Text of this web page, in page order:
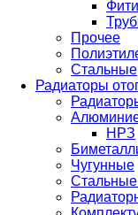
Прочее
Стальные
Радиаторы
НРЗ
Чугунные